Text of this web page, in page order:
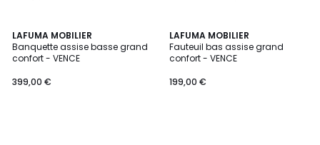
LAFUMA MOBILIER
Banquette assise basse grand
confort - VENCE
399,00 €
LAFUMA MOBILIER
Fauteuil bas assise grand
confort - VENCE
199,00 €